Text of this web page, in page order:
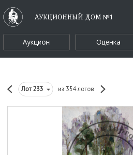
АУКЦИОННЫЙ ДОМ №1
Аукцион Оценка
Лот233 из 354 лотов